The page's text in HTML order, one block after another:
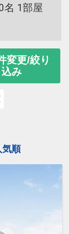
名 1部屋
変更/絞り
込み
気順